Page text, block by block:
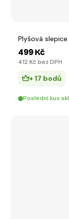
Plyšová
499 Kč
412 Kč bez DPH
+ 17 bodů
Poslední kus